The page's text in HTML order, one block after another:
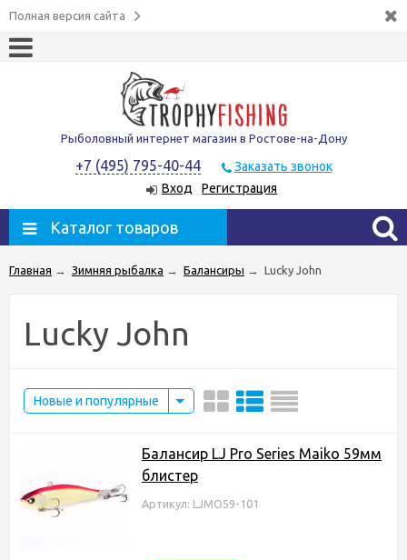
Полная версия сайта
Рыболовный интернет магазин в Ростове-на-Дону
+7 (495) 795-40-44
Заказать звонок
Вход
Регистрация
Каталог товаров
Главная → Зимняя рыбалка → Балансиры → Lucky John
Lucky John
Новые и популярные
Балансир LJ Pro Series Maiko 59мм
блистер
Артикул: LJMO59-101